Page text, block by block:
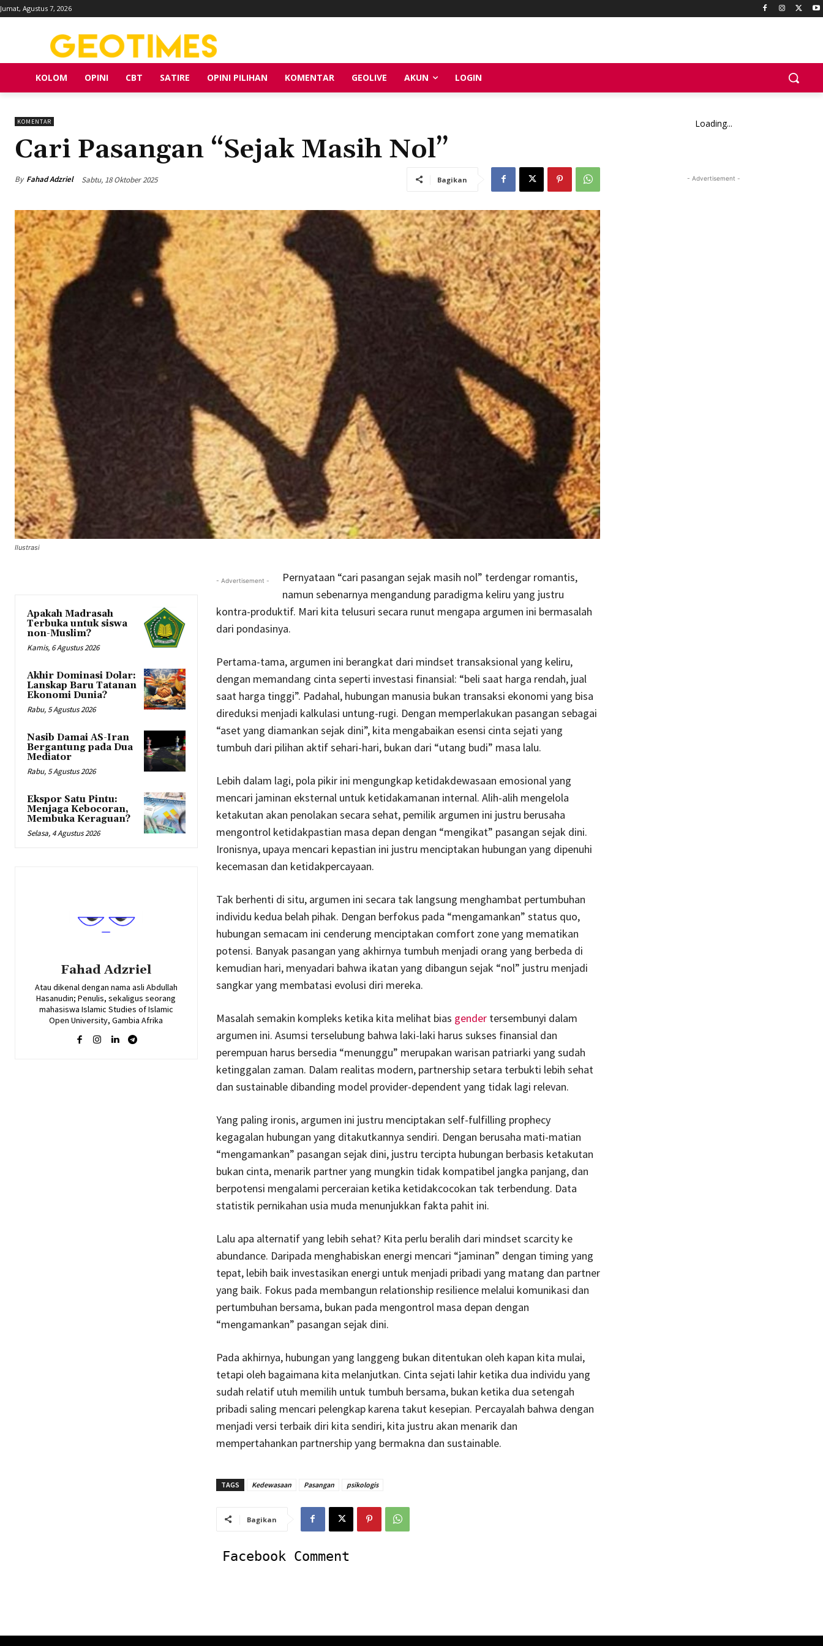
Jumat, Agustus 7, 2026
KOLOM OPINI CBT SATIRE OPINI PILIHAN KOMENTAR GEOLIVE AKUN LOGIN
KOMENTAR
Cari Pasangan “Sejak Masih Nol”
By Fahad Adzriel Sabtu, 18 Oktober 2025 Bagikan
Ilustrasi
Apakah Madrasah
Terbuka untuk siswa
non-Muslim?
Kamis, 6 Agustus 2026
Akhir Dominasi Dolar:
Lanskap Baru Tatanan
Ekonomi Dunia?
Rabu, 5 Agustus 2026
Nasib Damai AS-Iran
Bergantung pada Dua
Mediator
Rabu, 5 Agustus 2026
Ekspor Satu Pintu:
Menjaga Kebocoran,
Membuka Keraguan?
Selasa, 4 Agustus 2026
Fahad Adzriel
Atau dikenal dengan nama asli Abdullah
Hasanudin; Penulis, sekaligus seorang
mahasiswa Islamic Studies of Islamic
Open University, Gambia Afrika
- Advertisement -
Pernyataan “cari pasangan sejak masih nol” terdengar romantis,
namun sebenarnya mengandung paradigma keliru yang justru
kontra-produktif. Mari kita telusuri secara runut mengapa argumen ini bermasalah
dari pondasinya.
Pertama-tama, argumen ini berangkat dari mindset transaksional yang keliru,
dengan memandang cinta seperti investasi finansial: “beli saat harga rendah, jual
saat harga tinggi”. Padahal, hubungan manusia bukan transaksi ekonomi yang bisa
direduksi menjadi kalkulasi untung-rugi. Dengan memperlakukan pasangan sebagai
“aset yang diamankan sejak dini”, kita mengabaikan esensi cinta sejati yang
tumbuh dari pilihan aktif sehari-hari, bukan dari “utang budi” masa lalu.
Lebih dalam lagi, pola pikir ini mengungkap ketidakdewasaan emosional yang
mencari jaminan eksternal untuk ketidakamanan internal. Alih-alih mengelola
ketakutan akan penolakan secara sehat, pemilik argumen ini justru berusaha
mengontrol ketidakpastian masa depan dengan “mengikat” pasangan sejak dini.
Ironisnya, upaya mencari kepastian ini justru menciptakan hubungan yang dipenuhi
kecemasan dan ketidakpercayaan.
Tak berhenti di situ, argumen ini secara tak langsung menghambat pertumbuhan
individu kedua belah pihak. Dengan berfokus pada “mengamankan” status quo,
hubungan semacam ini cenderung menciptakan comfort zone yang mematikan
potensi. Banyak pasangan yang akhirnya tumbuh menjadi orang yang berbeda di
kemudian hari, menyadari bahwa ikatan yang dibangun sejak “nol” justru menjadi
sangkar yang membatasi evolusi diri mereka.
Masalah semakin kompleks ketika kita melihat bias gendertersembunyi dalam
argumen ini. Asumsi terselubung bahwa laki-laki harus sukses finansial dan
perempuan harus bersedia “menunggu” merupakan warisan patriarki yang sudah
ketinggalan zaman. Dalam realitas modern, partnership setara terbukti lebih sehat
dan sustainable dibanding model provider-dependent yang tidak lagi relevan.
Yang paling ironis, argumen ini justru menciptakan self-fulfilling prophecy
kegagalan hubungan yang ditakutkannya sendiri. Dengan berusaha mati-matian
“mengamankan” pasangan sejak dini, justru tercipta hubungan berbasis ketakutan
bukan cinta, menarik partner yang mungkin tidak kompatibel jangka panjang, dan
berpotensi mengalami perceraian ketika ketidakcocokan tak terbendung. Data
statistik pernikahan usia muda menunjukkan fakta pahit ini.
Lalu apa alternatif yang lebih sehat? Kita perlu beralih dari mindset scarcity ke
abundance. Daripada menghabiskan energi mencari “jaminan” dengan timing yang
tepat, lebih baik investasikan energi untuk menjadi pribadi yang matang dan partner
yang baik. Fokus pada membangun relationship resilience melalui komunikasi dan
pertumbuhan bersama, bukan pada mengontrol masa depan dengan
“mengamankan” pasangan sejak dini.
Pada akhirnya, hubungan yang langgeng bukan ditentukan oleh kapan kita mulai,
tetapi oleh bagaimana kita melanjutkan. Cinta sejati lahir ketika dua individu yang
sudah relatif utuh memilih untuk tumbuh bersama, bukan ketika dua setengah
pribadi saling mencari pelengkap karena takut kesepian. Percayalah bahwa dengan
menjadi versi terbaik diri kita sendiri, kita justru akan menarik dan
mempertahankan partnership yang bermakna dan sustainable.
TAGS Kedewasaan Pasangan psikologis
Bagikan
Facebook Comment
Loading...
- Advertisement -